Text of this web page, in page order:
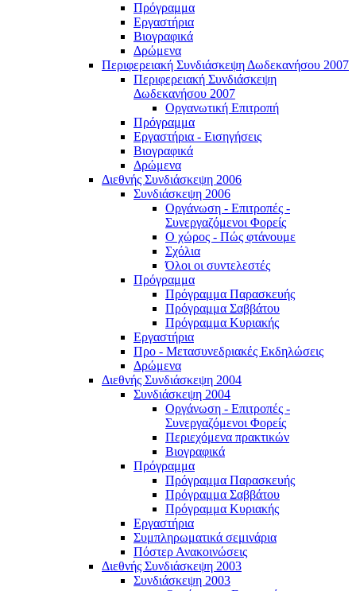
Πρόγραμμα
Εργαστήρια
Βιογραφικά
Δρώμενα
Περιφερειακή Συνδιάσκεψη Δωδεκανήσου 2007
Περιφερειακή Συνδιάσκεψη
Δωδεκανήσου 2007
Οργανωτική Επιτροπή
Πρόγραμμα
Εργαστήρια - Εισηγήσεις
Βιογραφικά
Δρώμενα
Διεθνής Συνδιάσκεψη 2006
Συνδιάσκεψη 2006
Οργάνωση - Επιτροπές -
Συνεργαζόμενοι Φορείς
Ο χώρος - Πώς φτάνουμε
Σχόλια
Όλοι οι συντελεστές
Πρόγραμμα
Πρόγραμμα Παρασκευής
Πρόγραμμα Σαββάτου
Πρόγραμμα Κυριακής
Εργαστήρια
Προ - Μετασυνεδριακές Εκδηλώσεις
Δρώμενα
Διεθνής Συνδιάσκεψη 2004
Συνδιάσκεψη 2004
Οργάνωση - Επιτροπές -
Συνεργαζόμενοι Φορείς
Περιεχόμενα πρακτικών
Βιογραφικά
Πρόγραμμα
Πρόγραμμα Παρασκευής
Πρόγραμμα Σαββάτου
Πρόγραμμα Κυριακής
Εργαστήρια
Συμπληρωματικά σεμινάρια
Πόστερ Ανακοινώσεις
Διεθνής Συνδιάσκεψη 2003
Συνδιάσκεψη 2003